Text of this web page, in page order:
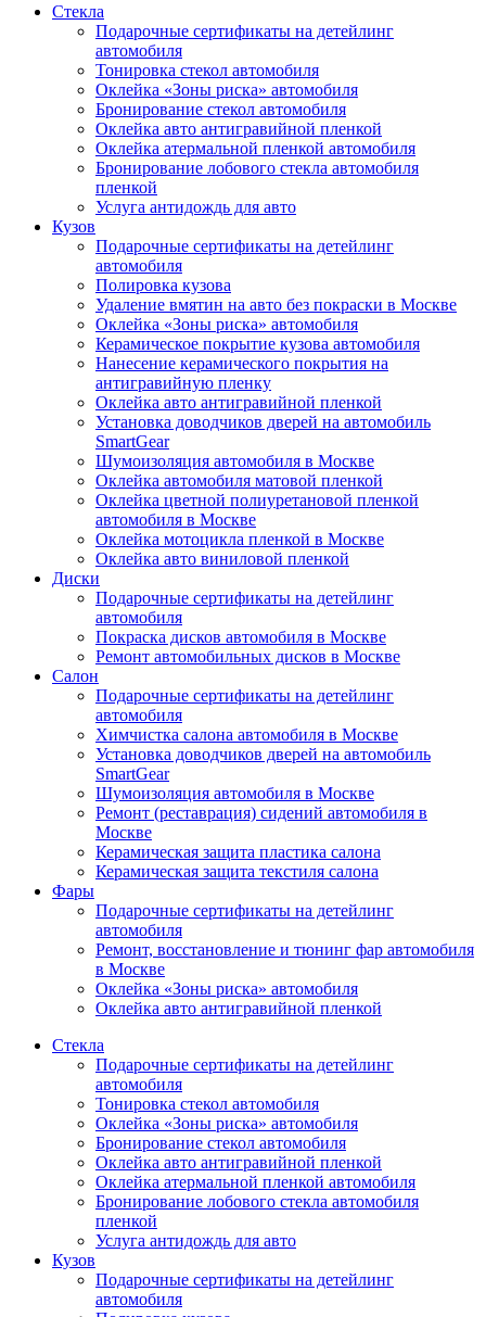
Стекла
Подарочные сертификаты на детейлинг
автомобиля
Тонировка стекол автомобиля
Оклейка «Зоны риска» автомобиля
Бронирование стекол автомобиля
Оклейка авто антигравийной пленкой
Оклейка атермальной пленкой автомобиля
Бронирование лобового стекла автомобиля
пленкой
Услуга антидождь для авто
Кузов
Подарочные сертификаты на детейлинг
автомобиля
Полировка кузова
Удаление вмятин на авто без покраски в Москве
Оклейка «Зоны риска» автомобиля
Керамическое покрытие кузова автомобиля
Нанесение керамического покрытия на
антигравийную пленку
Оклейка авто антигравийной пленкой
Установка доводчиков дверей на автомобиль
SmartGear
Шумоизоляция автомобиля в Москве
Оклейка автомобиля матовой пленкой
Оклейка цветной полиуретановой пленкой
автомобиля в Москве
Оклейка мотоцикла пленкой в Москве
Оклейка авто виниловой пленкой
Диски
Подарочные сертификаты на детейлинг
автомобиля
Покраска дисков автомобиля в Москве
Ремонт автомобильных дисков в Москве
Салон
Подарочные сертификаты на детейлинг
автомобиля
Химчистка салона автомобиля в Москве
Установка доводчиков дверей на автомобиль
SmartGear
Шумоизоляция автомобиля в Москве
Ремонт (реставрация) сидений автомобиля в
Москве
Керамическая защита пластика салона
Керамическая защита текстиля салона
Фары
Подарочные сертификаты на детейлинг
автомобиля
Ремонт, восстановление и тюнинг фар автомобиля
в Москве
Оклейка «Зоны риска» автомобиля
Оклейка авто антигравийной пленкой
Стекла
Подарочные сертификаты на детейлинг
автомобиля
Тонировка стекол автомобиля
Оклейка «Зоны риска» автомобиля
Бронирование стекол автомобиля
Оклейка авто антигравийной пленкой
Оклейка атермальной пленкой автомобиля
Бронирование лобового стекла автомобиля
пленкой
Услуга антидождь для авто
Кузов
Подарочные сертификаты на детейлинг
автомобиля